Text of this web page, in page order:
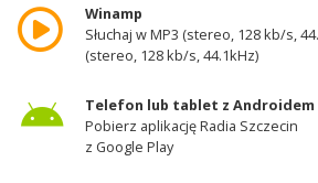
Winamp
Słuchaj w MP3 (stereo, 128 kb/s,
(stereo, 128 kb/s, 44.1kHz)
Telefon lub tablet z Androidem
Pobierz aplikację Radia Szczecin
z Google Play